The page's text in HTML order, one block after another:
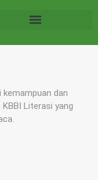
kemampuan dan
Literasi yang